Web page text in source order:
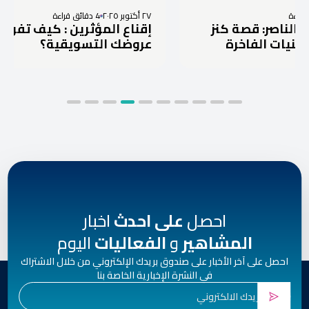
كنز إقناع المؤثرين : كيف تفوز برد على
عروضك التسويقية؟
احصلعلى احدثاخبار
المشاهيروالفعالياتاليوم
احصل على آخر الأخبار على صندوق بريدك الإلكتروني من خلال الاشتراك
في النشرة الإخبارية الخاصة بنا